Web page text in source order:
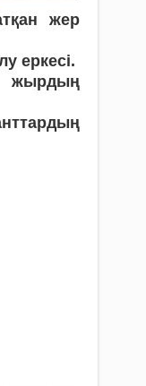
жер
еркесі.
жырдың